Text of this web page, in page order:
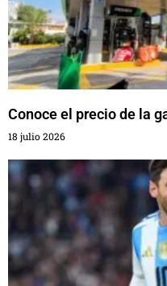
Conoce el precio de la
18 julio 2026